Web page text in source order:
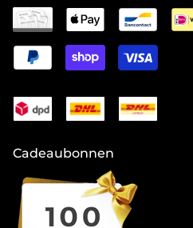
Cadeaubonnen